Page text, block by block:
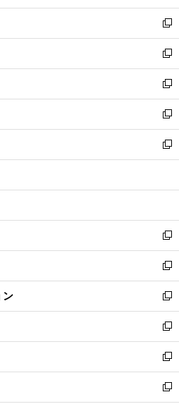
開
く
ウ
で
開
く
ン
ド
ウ
で
開
く
ウ
ィ
ン
ド
ウ
で
開
く
新
し
い
ウ
ィ
ン
ド
ウ
で
開
新
し
い
ウ
ィ
ン
ド
ウ
開
新
し
い
ウ
ィ
ン
ウ
開
く
新
し
い
ウ
ン
ウ
で
開
く
新
し
ウ
ン
ド
ウ
で
開
く
新
し
い
ウ
ィ
ン
ド
ウ
で
開
く
新
し
い
ウ
ィ
ン
ド
ウ
で
ン
新
し
い
ウ
ィ
ン
ド
新
し
い
ウ
ィ
新
し
い
新